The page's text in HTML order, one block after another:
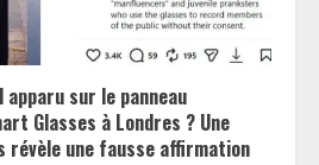
sur le panneau
Glasses à Londres ? Une
une fausse affirmation